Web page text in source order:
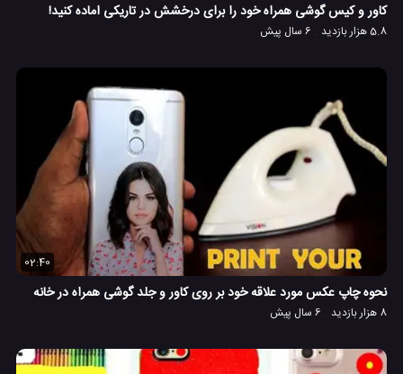
کاور و کیس گوشی همراه خود را برای درخشش در تاریکی اماده کنید!
5.8 هزار بازدید 6 سال پیش
02:40
نحوه چاپ عکس مورد علاقه خود بر روی کاور و جلد گوشی همراه در خانه
8 هزار بازدید 6 سال پیش